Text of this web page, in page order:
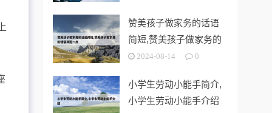
赞美孩子做家务的话语
简短,赞美孩子做家务的
话语简短一
2024-08-14 0
小学生劳动小能手简介,
小学生劳动小能手介绍